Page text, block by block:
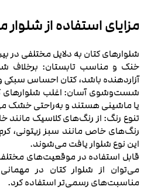
مزایای استفاده از شلوار
شلوارهای کتان به دلایل مختلفی در
خنک و مناسب تابستان: برخلاف
آزاردهنده باشد، کتان احساس سبکی
شست‌وشوی آسان: اغلب
یا ماشینی هستند و به‌راحتی خشک
تنوع رنگ: از رنگ‌های کلاسیک مانند
رنگ‌های خاص مانند سبز زیتونی،
این نوع شلوار یافت می‌شوند.
قابل استفاده در موقعیت‌های
می‌توان از شلوار کتان در
مناسبت‌های رسمی‌تر استفاده کرد.